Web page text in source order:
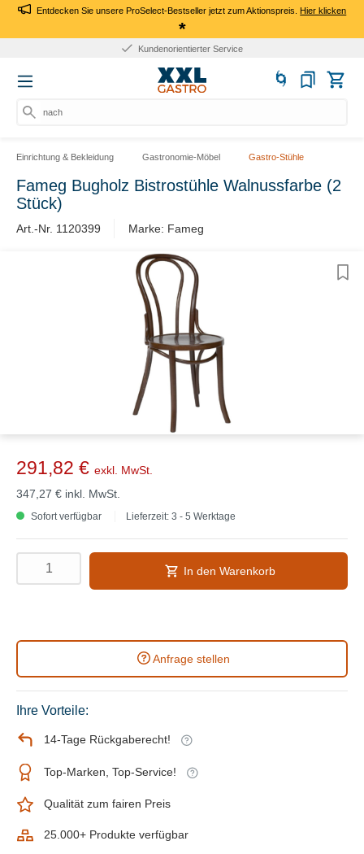
Entdecken Sie unsere ProSelect-Bestseller jetzt zum Aktionspreis.Hier klicken
*
Kundenorientierter Service
nach P
Einrichtung & Bekleidung Gastronomie-Möbel Gastro-Stühle
Fameg Bugholz Bistrostühle Walnussfarbe (2
Stück)
Art.-Nr. 1120399 Marke: Fameg
291,82 € exkl. MwSt.
347,27 € inkl. MwSt.
Sofort verfügbar Lieferzeit: 3 - 5 Werktage
In den Warenkorb
Anfrage stellen
Ihre Vorteile:
14-Tage Rückgaberecht!
Top-Marken, Top-Service!
Qualität zum fairen Preis
25.000+ Produkte verfügbar